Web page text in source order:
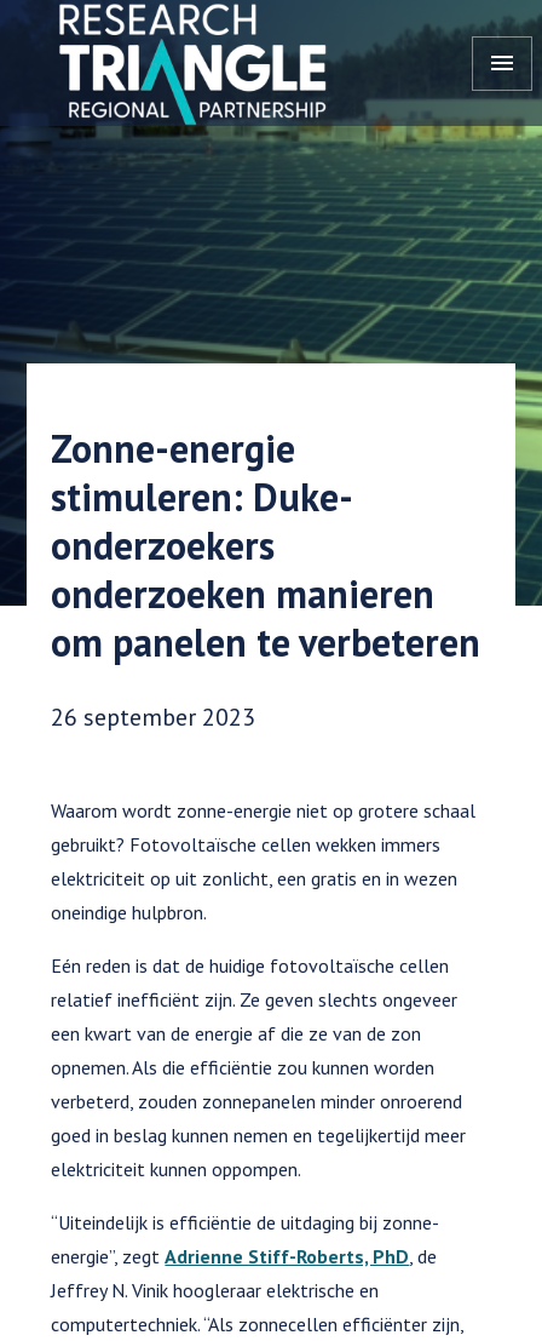
Doorgaan naar artikel
menu
Zonne-energie
stimuleren: Duke-
onderzoekers
onderzoeken manieren
om panelen te verbeteren
Datum gepubliceerd:
26 september 2023
Waarom wordt zonne-energie niet op grotere schaal
gebruikt? Fotovoltaïsche cellen wekken immers
elektriciteit op uit zonlicht, een gratis en in wezen
oneindige hulpbron.
Eén reden is dat de huidige fotovoltaïsche cellen
relatief inefficiënt zijn. Ze geven slechts ongeveer
een kwart van de energie af die ze van de zon
opnemen. Als die efficiëntie zou kunnen worden
verbeterd, zouden zonnepanelen minder onroerend
goed in beslag kunnen nemen en tegelijkertijd meer
elektriciteit kunnen oppompen.
“Uiteindelijk is efficiëntie de uitdaging bij zonne-
energie”, zegtAdrienne Stiff-Roberts, PhD , de
Jeffrey N. Vinik hoogleraar elektrische en
computertechniek. “Als zonnecellen efficiënter zijn,